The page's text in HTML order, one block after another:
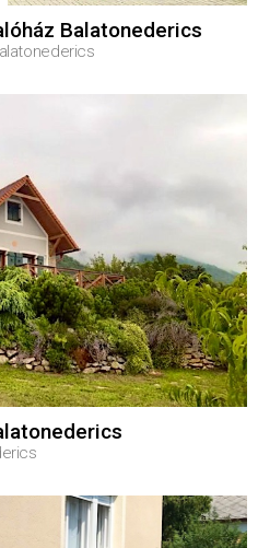
Balatonederics